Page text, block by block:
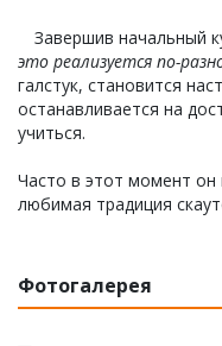
Завершив начальный
это реализуется по-
галстук, становится
останавливается на
учиться.
Часто в этот момент он
любимая традиция
Фотогалерея